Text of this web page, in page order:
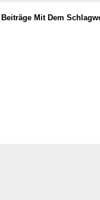
Beiträge Mit Dem